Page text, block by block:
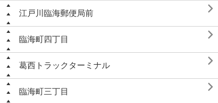
江戸川臨海郵便局前 
臨海町四丁目 
葛西トラックターミナル 
臨海町三丁目 